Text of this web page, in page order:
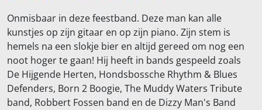
Onmisbaar in deze feestband. Deze man kan alle
kunstjes op zijn gitaar en op zijn piano. Zijn stem is
hemels na een slokje bier en altijd gereed om nog een
noot hoger te gaan! Hij heeft in bands gespeeld zoals
De Hijgende Herten, Hondsbossche Rhythm & Blues
Defenders, Born 2 Boogie, The Muddy Waters Tribute
band, Robbert Fossen band en de Dizzy Man's Band